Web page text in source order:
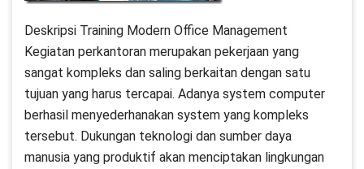
Deskripsi Training Modern Office Management
Kegiatan perkantoran merupakan pekerjaan yang
sangat kompleks dan saling berkaitan dengan satu
tujuan yang harus tercapai. Adanya system computer
berhasil menyederhanakan system yang kompleks
tersebut. Dukungan teknologi dan sumber daya
manusia yang produktif akan menciptakan lingkungan